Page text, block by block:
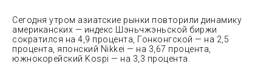
Сегодня утром азиатские рынки повторили динамику
американских — индекс Шэньчжэньской биржи
сократился на 4,9 процента, Гонконгской — на 2,5
процента, японский Nikkei — на 3,67 процента,
южнокорейский Kospi — на 3,3 процента.